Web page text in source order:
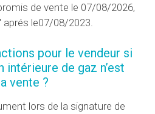
de vente le 07/08/2026,
le07/08/2023.
pour le vendeur si
intérieure de gaz n’est
vente ?
lors de la signature de